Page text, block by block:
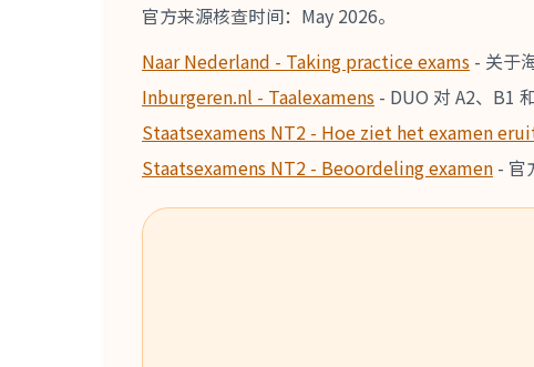
官方来源核查时间：May 2026。
Naar Nederland - Taking practice exams - 关于
Inburgeren.nl - Taalexamens - DUO 对 A2、B1
Staatsexamens NT2 - Hoe ziet het examen
Staatsexamens NT2 - Beoordeling examen - 官